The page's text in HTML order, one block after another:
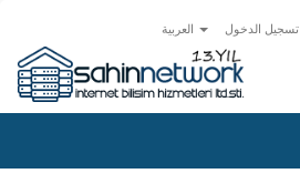
تسجيل الدخول